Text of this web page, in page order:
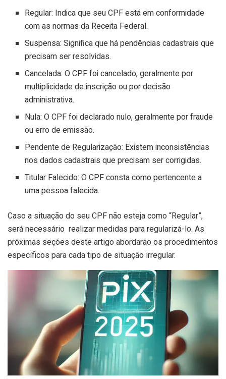
Regular: Indica que seu CPF está em conformidade
com as normas da Receita Federal.
Suspensa: Significa que há pendências cadastrais que
precisam ser resolvidas.
Cancelada: O CPF foi cancelado, geralmente por
multiplicidade de inscrição ou por decisão
administrativa.
Nula: O CPF foi declarado nulo, geralmente por fraude
ou erro de emissão.
Pendente de Regularização: Existem inconsistências
nos dados cadastrais que precisam ser corrigidas.
Titular Falecido: O CPF consta como pertencente a
uma pessoa falecida.
Caso a situação do seu CPF não esteja como “Regular”,
será necessário realizar medidas para regularizá-lo. As
próximas seções deste artigo abordarão os procedimentos
específicos para cada tipo de situação irregular.